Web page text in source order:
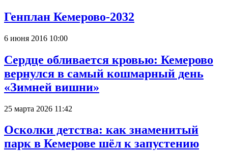
Генплан Кемерово-2032
6 июня 2016 10:00
Сердце обливается кровью: Кемерово
вернулся в самый кошмарный день
«Зимней вишни»
25 марта 2026 11:42
Осколки детства: как знаменитый
парк в Кемерове шёл к запустению